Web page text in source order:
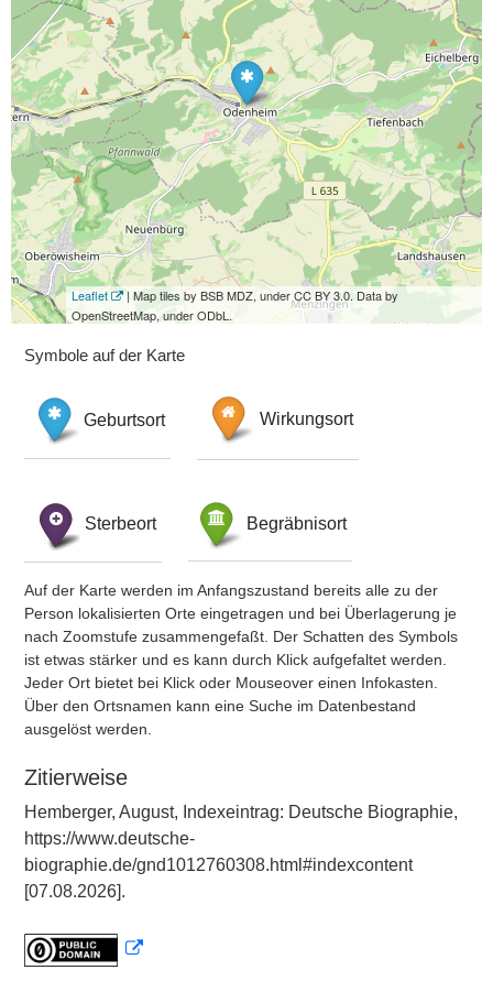
Leaflet
| Map tiles by BSB MDZ, under CC BY 3.0. Data by
OpenStreetMap, under ODbL.
Symbole auf der Karte
Geburtsort Wirkungsort
Sterbeort Begräbnisort
Auf der Karte werden im Anfangszustand bereits alle zu der
Person lokalisierten Orte eingetragen und bei Überlagerung je
nach Zoomstufe zusammengefaßt. Der Schatten des Symbols
ist etwas stärker und es kann durch Klick aufgefaltet werden.
Jeder Ort bietet bei Klick oder Mouseover einen Infokasten.
Über den Ortsnamen kann eine Suche im Datenbestand
ausgelöst werden.
Zitierweise
Hemberger, August, Indexeintrag: Deutsche Biographie,
https://www.deutsche-
biographie.de/gnd1012760308.html#indexcontent
[07.08.2026].